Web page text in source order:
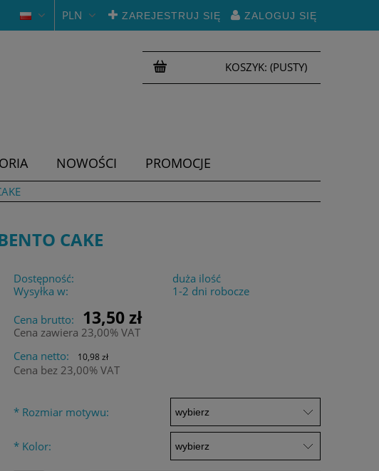
ZAREJESTRUJ SIĘ ZALOGUJ SIĘ
PLN
KOSZYK: (PUSTY)
NOWOŚCI
PROMOCJE
CAKE
Dostępność:
duża ilość
Wysyłka w:
1-2 dni robocze
Cena brutto:
13,50 zł
Cena zawiera 23,00% VAT
Cena netto:
10,98 zł
Cena bez 23,00% VAT
* Rozmiar motywu:
* Kolor: